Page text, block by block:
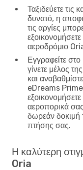
Ταξιδεύετε τις
δυνατό, η
τις αργίες
αεροδρόμιο
Εγγραφείτε
γίνετε μέλος
και
eDreams Prime
αεροπορικά
δωρεάν δοκιμή
πτήσης σας.
Η καλύτερη
Oria